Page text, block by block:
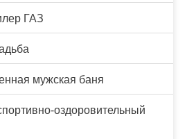
ГАЗ
мужская баня
оздоровительный